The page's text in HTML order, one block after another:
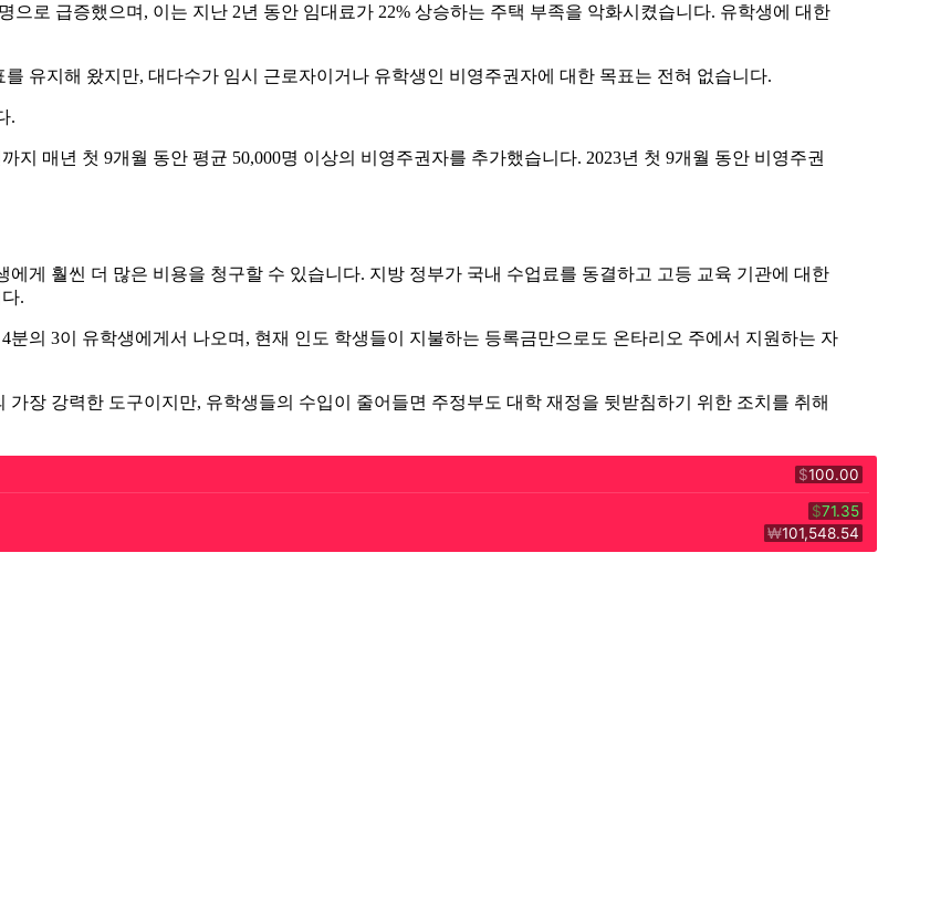
로 급증했으며, 이는 지난 2년 동안 임대료가 22% 상승하는 주택 부족을 악화시켰습니다. 유학생에 대한
유지해 왔지만, 대다수가 임시 근로자이거나 유학생인 비영주권자에 대한 목표는 전혀 없습니다.
.
지 매년 첫 9개월 동안 평균 50,000명 이상의 비영주권자를 추가했습니다. 2023년 첫 9개월 동안 비영주권
게 훨씬 더 많은 비용을 청구할 수 있습니다. 지방 정부가 국내 수업료를 동결하고 고등 교육 기관에 대한
.
의 3이 유학생에게서 나오며, 현재 인도 학생들이 지불하는 등록금만으로도 온타리오 주에서 지원하는 자
장 강력한 도구이지만, 유학생들의 수입이 줄어들면 주정부도 대학 재정을 뒷받침하기 위한 조치를 취해